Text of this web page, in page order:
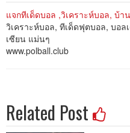
แจกทีเด็ดบอล ,วิเคราะห์บอล, บ้า
วิเคราะห์บอล, ทีเด็ดฟุตบอล, บอล
เซียน แม่นๆ
www.polball.club
Related Post